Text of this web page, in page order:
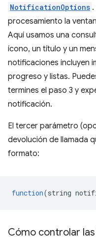
NotificationOptions
procesamiento la
Aquí usamos una
ícono, un título y un
notificaciones incluyen
progreso y listas.
termines el paso 3 y
notificación.
El tercer parámetro
devolución de llamada
formato:
function(string
Cómo controlar